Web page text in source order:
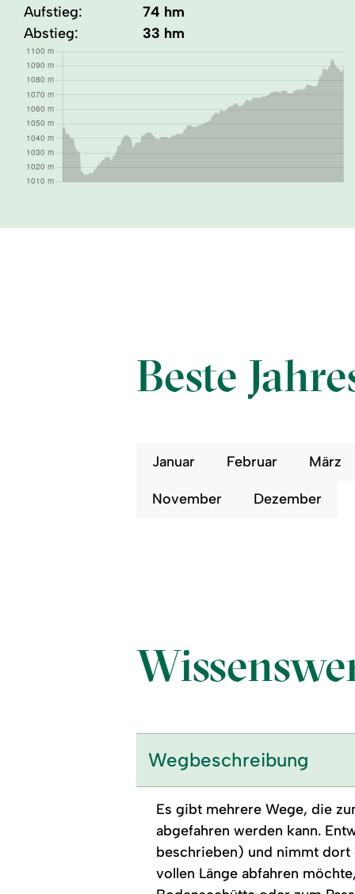
Aufstieg:
74 hm
Abstieg:
33 hm
Beste
Januar Februar März
November Dezember
Wegbeschreibung
Es gibt mehrere Wege, die
abgefahren werden kann.
beschrieben) und nimmt dort
vollen Länge abfahren